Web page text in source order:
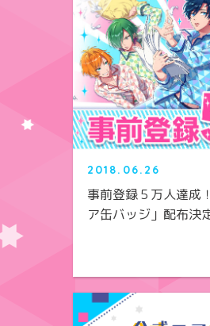
2018.06.26
事前登録５万人達成
ア缶バッジ」配布決